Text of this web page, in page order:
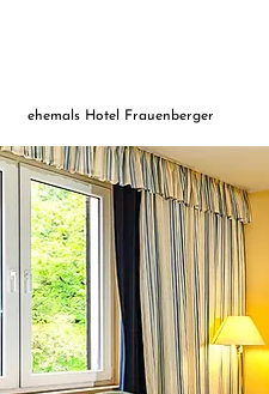
ehemals Hotel Frauenberger